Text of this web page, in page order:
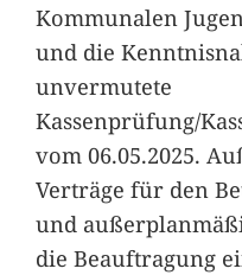
Kommunalen
und die
unvermutete
Kassenprüfung/
vom 06.05.2025.
Verträge für den
und
die Beauftragung